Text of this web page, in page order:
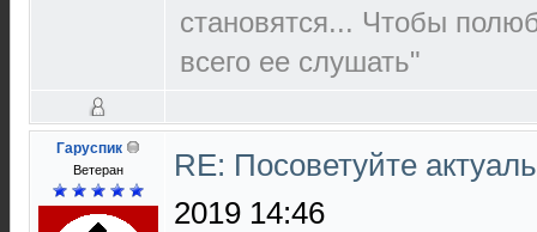
становятся... Чтобы
всего ее слушать"
Гаруспик
Ветеран
RE: Посоветуйте
2019 14:46